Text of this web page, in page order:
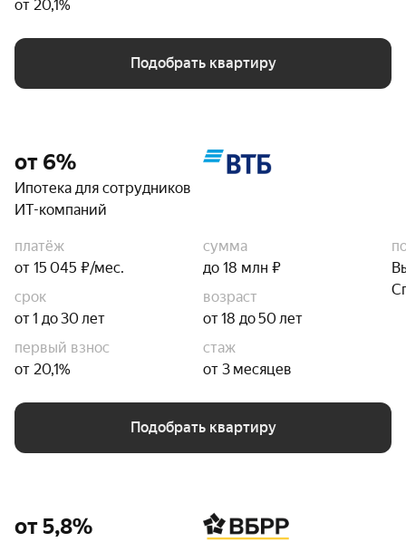
от 20,1%
Подобрать квартиру
от 6%
Ипотека для сотрудников
ИТ-компаний
платёж
от 15 045 ₽/мес.
сумма
до 18 млн ₽
срок
от 1 до 30 лет
возраст
от 18 до 50 лет
первый взнос
от 20,1%
стаж
от 3 месяцев
Подобрать квартиру
от 5,8%